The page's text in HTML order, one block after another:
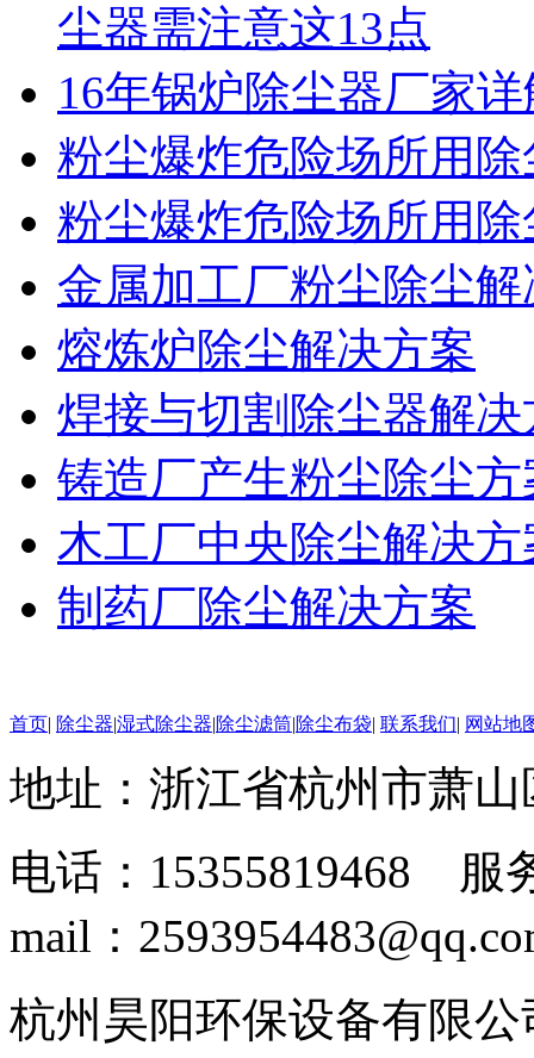
尘器需注意这13点
16年锅炉除尘器厂家
粉尘爆炸危险场所用
粉尘爆炸危险场所用
金属加工厂粉尘除尘
熔炼炉除尘解决方案
焊接与切割除尘器解决
铸造厂产生粉尘除尘方
木工厂中央除尘解决方
制药厂除尘解决方案
首页| 除尘器|湿式除尘器|除尘滤筒|除尘布袋| 联系我们| 网站地
地址：浙江省杭州市萧
电话：15355819468 服
mail：
杭州昊阳环保设备有限公